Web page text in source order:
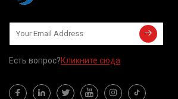
Есть вопрос?Кликните сюда